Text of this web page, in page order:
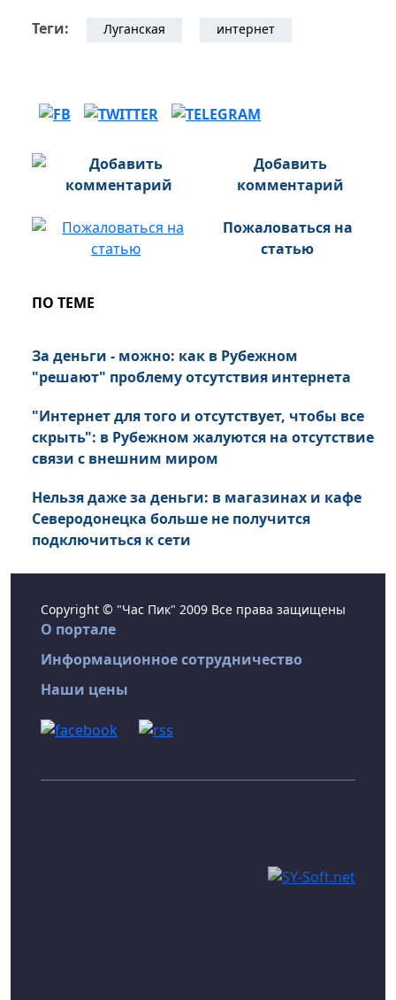
Теги: Луганская интернет
Добавить
комментарий
Пожаловаться на
статью
ПО ТЕМЕ
За деньги - можно: как в Рубежном
"решают" проблему отсутствия интернета
"Интернет для того и отсутствует, чтобы все
скрыть": в Рубежном жалуются на отсутствие
связи с внешним миром
Нельзя даже за деньги: в магазинах и кафе
Северодонецка больше не получится
подключиться к сети
Copyright © "Час Пик" 2009 Все права защищены
О портале
Информационное сотрудничество
Наши цены